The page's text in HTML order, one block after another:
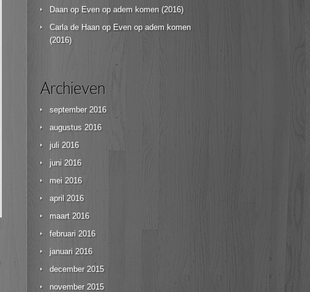
Daan op Even op adem komen (2016)
Carla de Haan op Even op adem komen
(2016)
Archieven
september 2016
augustus 2016
juli 2016
juni 2016
mei 2016
april 2016
maart 2016
februari 2016
januari 2016
december 2015
november 2015